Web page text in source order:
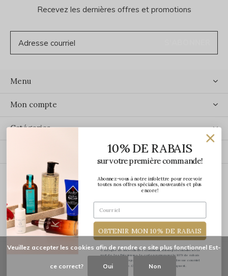
Recevez les dernières offres et promotions
Menu
Mon compte
Catégories
ÉCRIVEZ-NOUS
Veuillez accepter les cookies afin de rendre ce site plus fonctionnel Est-
ce correct? Oui Non
10% DE RABAIS
sur votre première commande!
Abonnez-vous à notre infolettre pour recevoir
toutes nos offres spéciales, nouveautés et plus
encore!
OBTENIR MON 10% DE RABAIS
*J'accepte de recevoir des communications par courriel de la
part de Les Précieuses. Le code promo pour le 10% de rabais
vous sera transmis par courriel une fois votre adresse courriel
confirmée. Certaines exclusions s'appliquent.